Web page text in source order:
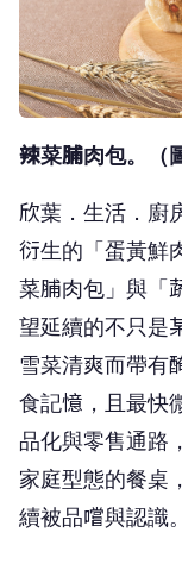
辣菜脯肉包。（
欣葉．生活．廚
衍生的「蛋黃鮮
菜脯肉包」與「
望延續的不只是
雪菜清爽而帶有
食記憶，且最快
品化與零售通路
家庭型態的餐桌
續被品嚐與認識。